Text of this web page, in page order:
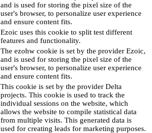
and is used for storing the pixel size of the
user's browser, to personalize user experience
and ensure content fits.
Ezoic uses this cookie to split test different
features and functionality.
The ezohw cookie is set by the provider Ezoic,
and is used for storing the pixel size of the
user's browser, to personalize user experience
and ensure content fits.
This cookie is set by the provider Delta
projects. This cookie is used to track the
individual sessions on the website, which
allows the website to compile statistical data
from multiple visits. This generated data is
used for creating leads for marketing purposes.